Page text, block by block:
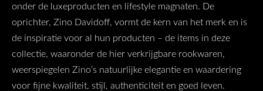
onder de luxeproducten en lifestyle magnaten. De
oprichter, Zino Davidoff, vormt de kern van het merk en is
de inspiratie voor al hun producten – de items in deze
collectie, waaronder de hier verkrijgbare rookwaren,
weerspiegelen Zino’s natuurlijke elegantie en waardering
voor fijne kwaliteit, stijl, authenticiteit en goed leven.